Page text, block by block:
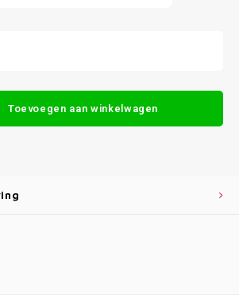
Toevoegen aan winkelwagen